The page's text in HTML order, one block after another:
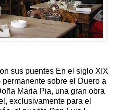
sus puentes En el siglo XIX
sobre el Duero a
Maria Pia, una gran obra
exclusivamente para el